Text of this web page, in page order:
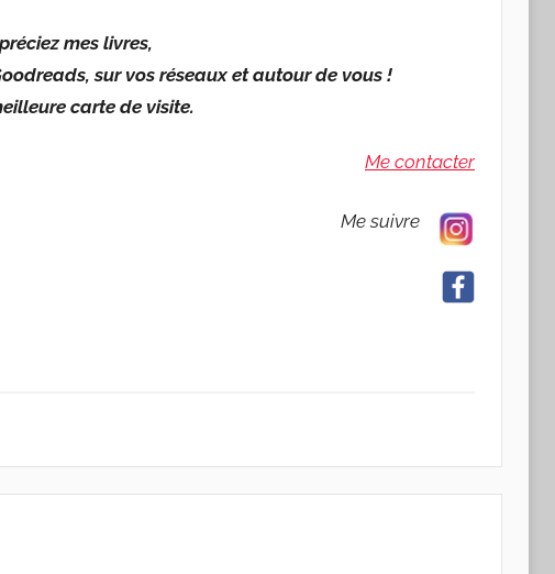
mes livres,
sur vos réseaux et autour de vous !
carte de visite.
Me contacter
Me suivre